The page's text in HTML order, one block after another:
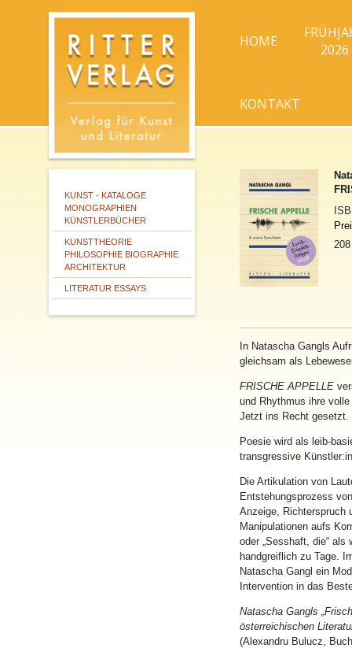
HOME
2026
KONTAKT
KUNST - KATALOGE
MONOGRAPHIEN
KÜNSTLERBÜCHER
KUNSTTHEORIE
PHILOSOPHIE BIOGRAPHIE
ARCHITEKTUR
LITERATUR ESSAYS
In Natascha Gangls
gleichsam als
FRISCHE APPELLE
und Rhythmus ihre
Jetzt ins Recht gesetzt.
Poesie wird als leib-
transgressive
Die Artikulation von
Entstehungsprozess
Anzeige, Richterspruch
Manipulationen aufs
oder „Sesshaft, die“
handgreiflich zu Tage.
Natascha Gangl ein
Intervention in das
Natascha Gangls
österreichischen
(Alexandru Bulucz,